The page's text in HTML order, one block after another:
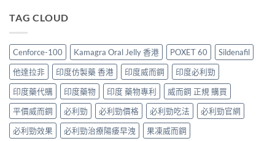
辨
購
買
指
南〉
中
POXET-
原
廠
比
較
及
正
貨
分
辨
買
Super
Tadarise
雙
效
片
效
果
與
選
2026：
士
必
睇
的
印
度
仿
製
糖
馬
糖
邊
隻
好？
成
分、
效
果、
TAG CLOUD
Cenforce-100 Kamagra Oral Jelly 香港 POXET 60
Sildenafil
他達拉非
印度仿製藥 香港 印度威而鋼
印度必利勁
印度藥代購
印度藥物 印度 藥物專利
威而鋼 正規 購買
平價威而鋼
必利勁 必利勁價格 必利勁吃法
必利勁官網
必利勁效果
必利勁治療陽痿早洩
果凍威而鋼